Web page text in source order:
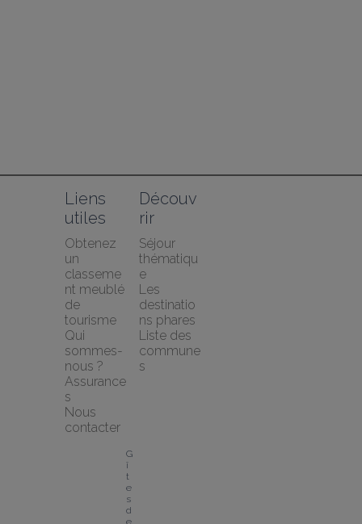
Liens
utiles
Obtenez
un
classeme
nt meublé
de
tourisme
Qui
sommes-
nous ?
Assurance
s
Nous
contacter
Découv
rir
Séjour
thématiqu
e
Les
destinatio
ns phares
Liste des
commune
s
G
î
t
e
s
d
e